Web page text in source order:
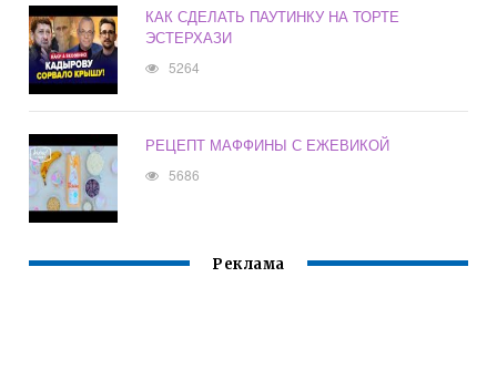
КАК СДЕЛАТЬ ПАУТИНКУ НА ТОРТЕ
ЭСТЕРХАЗИ
5264
РЕЦЕПТ МАФФИНЫ С ЕЖЕВИКОЙ
5686
Реклама